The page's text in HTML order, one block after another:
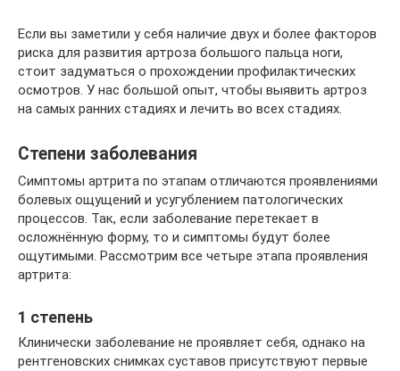
Если вы заметили у себя наличие двух и более факторов
риска для развития артроза большого пальца ноги,
стоит задуматься о прохождении профилактических
осмотров. У нас большой опыт, чтобы выявить артроз
на самых ранних стадиях и лечить во всех стадиях.
Степени заболевания
Симптомы артрита по этапам отличаются проявлениями
болевых ощущений и усугублением патологических
процессов. Так, если заболевание перетекает в
осложнённую форму, то и симптомы будут более
ощутимыми. Рассмотрим все четыре этапа проявления
артрита:
1 степень
Клинически заболевание не проявляет себя, однако на
рентгеновских снимках суставов присутствуют первые